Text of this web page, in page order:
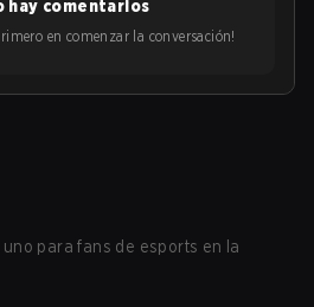
hay comentarios
en comenzar la conversación!
uno para fans de esports en la